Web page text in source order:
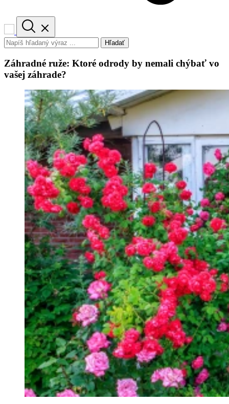
Hľadať
Záhradné ruže: Ktoré odrody by nemali chýbať vo
vašej záhrade?